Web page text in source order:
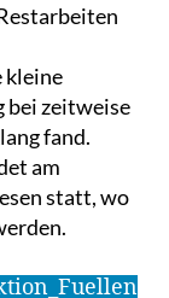
kleine
bei zeitweise
fand.
am
statt, wo